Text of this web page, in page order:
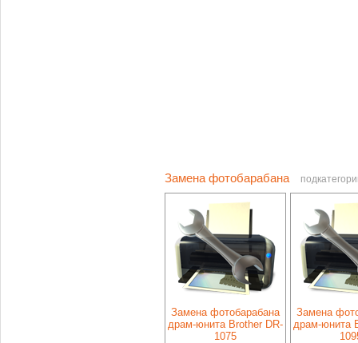
Замена фотобарабана
Замена фотобарабана
драм-юнита Brother DR-
1075
Замена
драм-юнита